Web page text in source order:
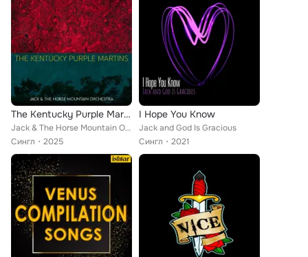
The Kentucky Purple Martins
Jack & The Horse Mountain Orchestra
Сингл
2025
I Hope You Know
Jack and God Is Gracious
Сингл
2021